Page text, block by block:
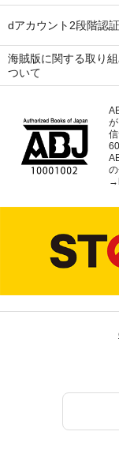
dアカウント2段階認
海賊版に関する取り
ついて
→